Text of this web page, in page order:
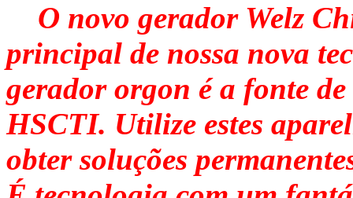
O novo gerador Welz
principal de nossa nova
gerador orgon é a fonte
HSCTI. Utilize estes
obter soluções